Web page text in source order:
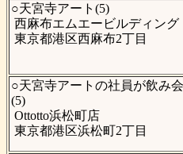
○天宮寺アート(5)
西麻布エムエービルディング
東京都港区西麻布2丁目
○天宮寺アートの社員が飲み
(5)
Ottotto浜松町店
東京都港区浜松町2丁目